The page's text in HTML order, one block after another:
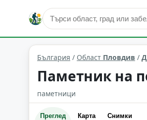
култура и изкуство Дрангово
България / Област Пловдив /
Паметник на
паметници
Преглед Карта Снимки